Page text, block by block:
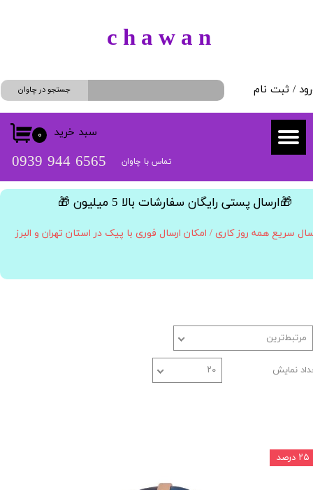
/ ثبت نام
سفارشات
خروج از حساب کاربری
جستجو در چاوان
​​6565 944 0939 تماس با چاوان
۰ سبد خرید
​c h a w a n
​🎁ارسال پستی رایگان سفارشات بالا 5 میلیون 🎁​​​​​​​
سریع همه روز کاری / امکان ارسال فوری با پیک در استان تهران و البرز
مرتبط‌ترین
نمایش ۲۰
۲۵ درصد